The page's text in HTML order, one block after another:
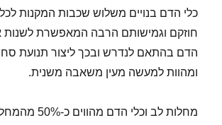
כלי הדם בנויים משלוש שכבות המקנות
חוזקם וגמישותם הרבה המאפשרת לשנות
הדם בהתאם לנדרש ובכך ליצור תנועת
ומהוות למעשה מעין משאבה משנית.
מחלות לב וכלי הדם